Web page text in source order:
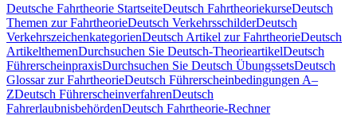
Deutsche Fahrtheorie StartseiteDeutsch FahrtheoriekurseDeutsch
Themen zur FahrtheorieDeutsch VerkehrsschilderDeutsch
VerkehrszeichenkategorienDeutsch Artikel zur FahrtheorieDeutsch
ArtikelthemenDurchsuchen Sie Deutsch-TheorieartikelDeutsch
FührerscheinpraxisDurchsuchen Sie Deutsch ÜbungssetsDeutsch
Glossar zur FahrtheorieDeutsch Führerscheinbedingungen A–
ZDeutsch FührerscheinverfahrenDeutsch
FahrerlaubnisbehördenDeutsch Fahrtheorie-Rechner